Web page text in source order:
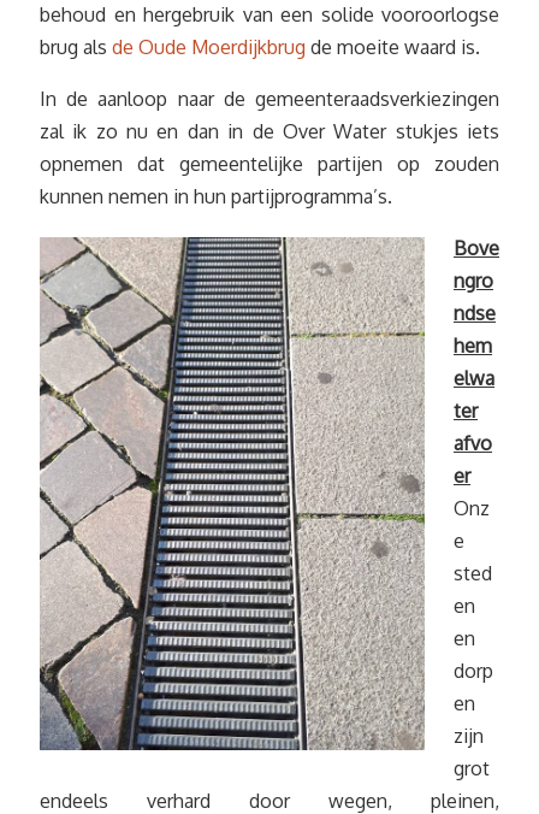
behoud en hergebruik van een solide vooroorlogse
brug als de Oude Moerdijkbrug de moeite waard is.
In de aanloop naar de gemeenteraadsverkiezingen
zal ik zo nu en dan in de Over Water stukjes iets
opnemen dat gemeentelijke partijen op zouden
kunnen nemen in hun partijprogramma’s.
Bove
ngro
ndse
hem
elwa
ter
afvo
er
Onz
e
sted
en
en
dorp
en
zijn
grot
endeels verhard door wegen, pleinen,